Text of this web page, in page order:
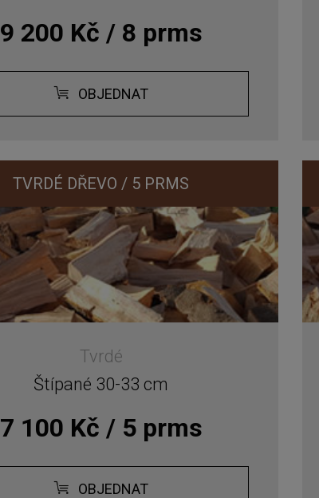
9 200 Kč / 8 prms
OBJEDNAT
TVRDÉ DŘEVO / 5 PRMS
Tvrdé
Štípané 30-33 cm
7 100 Kč / 5 prms
OBJEDNAT